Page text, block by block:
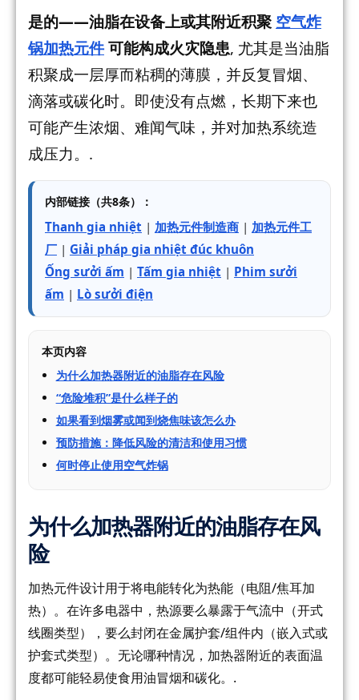
是的——油脂在设备上或其附近积聚 空气炸
锅加热元件可能构成火灾隐患, 尤其是当油脂
积聚成一层厚而粘稠的薄膜，并反复冒烟、
滴落或碳化时。即使没有点燃，长期下来也
可能产生浓烟、难闻气味，并对加热系统造
成压力。.
内部链接（共8条）：
Thanh gia nhiệt | 加热元件制造商 | 加热元件工
厂 | Giải pháp gia nhiệt đúc khuôn
Ống sưởi ấm | Tấm gia nhiệt | Phim sưởi
ấm | Lò sưởi điện
本页内容
为什么加热器附近的油脂存在风险
“危险堆积”是什么样子的
如果看到烟雾或闻到烧焦味该怎么办
预防措施：降低风险的清洁和使用习惯
何时停止使用空气炸锅
为什么加热器附近的油脂存在风
险
加热元件设计用于将电能转化为热能（电阻/焦耳加
热）。在许多电器中，热源要么暴露于气流中（开式
线圈类型），要么封闭在金属护套/组件内（嵌入式或
护套式类型）。无论哪种情况，加热器附近的表面温
度都可能轻易使食用油冒烟和碳化。.